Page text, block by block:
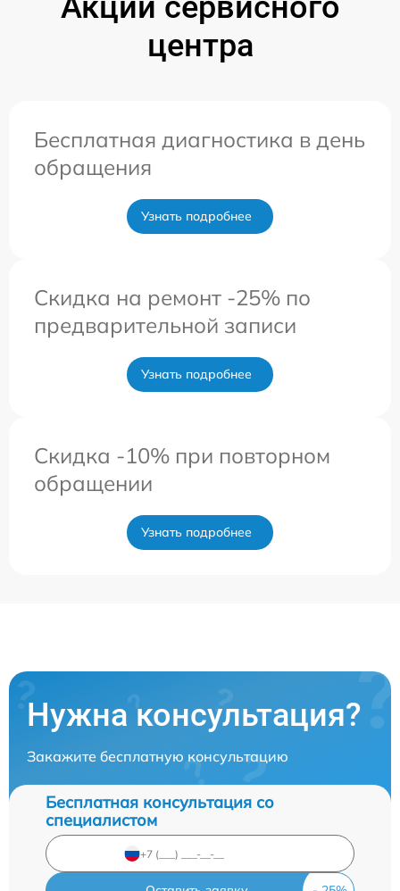
центра
Бесплатная диагностика в день
обращения
Узнать подробнее
Скидка на ремонт -25% по
предварительной записи
Узнать подробнее
Скидка -10% при повторном
обращении
Узнать подробнее
Нужна консультация?
Закажите бесплатную консультацию
Бесплатная консультация со
специалистом